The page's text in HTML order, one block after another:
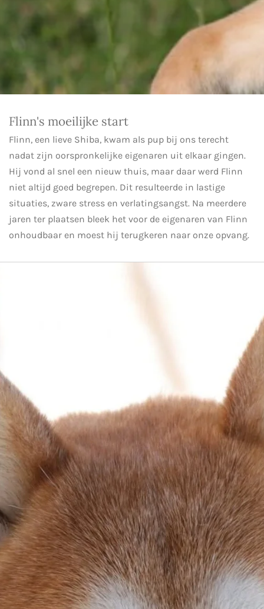
Flinn's moeilijke start
Flinn, een lieve Shiba, kwam als pup bij ons terecht
nadat zijn oorspronkelijke eigenaren uit elkaar gingen.
Hij vond al snel een nieuw thuis, maar daar werd Flinn
niet altijd goed begrepen. Dit resulteerde in lastige
situaties, zware stress en verlatingsangst. Na meerdere
jaren ter plaatsen bleek het voor de eigenaren van Flinn
onhoudbaar en moest hij terugkeren naar onze opvang.